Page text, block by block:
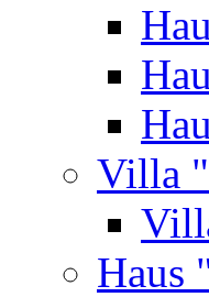
Villa
Haus